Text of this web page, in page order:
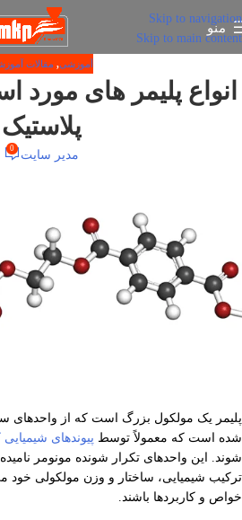
Skip to navigation
Skip to main content
منو
آموزشی, مقالات
انواع پلیمر های مورد
پلاستیک
مدیر سایت 0
پلیمر یک مولکول بزرگ است که از واحدهای
شده است که معمولاً توسط پیوندهای
شوند. این واحدهای تکرار شونده مونومر
ترکیب شیمیایی، ساختار و وزن مولکولی خود
خواص و کاربردها باشند.